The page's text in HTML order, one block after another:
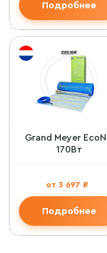
Подробнее
Grand Meyer
170Вт
от 3 697 ₽
Подробнее